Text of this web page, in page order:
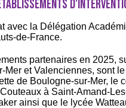
avec la Délégation
de-France.
partenaires en 2025,
Mer et Valenciennes, sont
de Boulogne-sur-Mer, le
à Saint-Amand-
ainsi que le lycée